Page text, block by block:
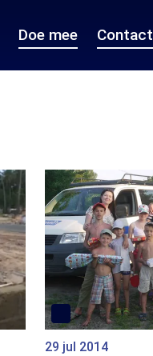
Doe mee Contact
29 jul 2014